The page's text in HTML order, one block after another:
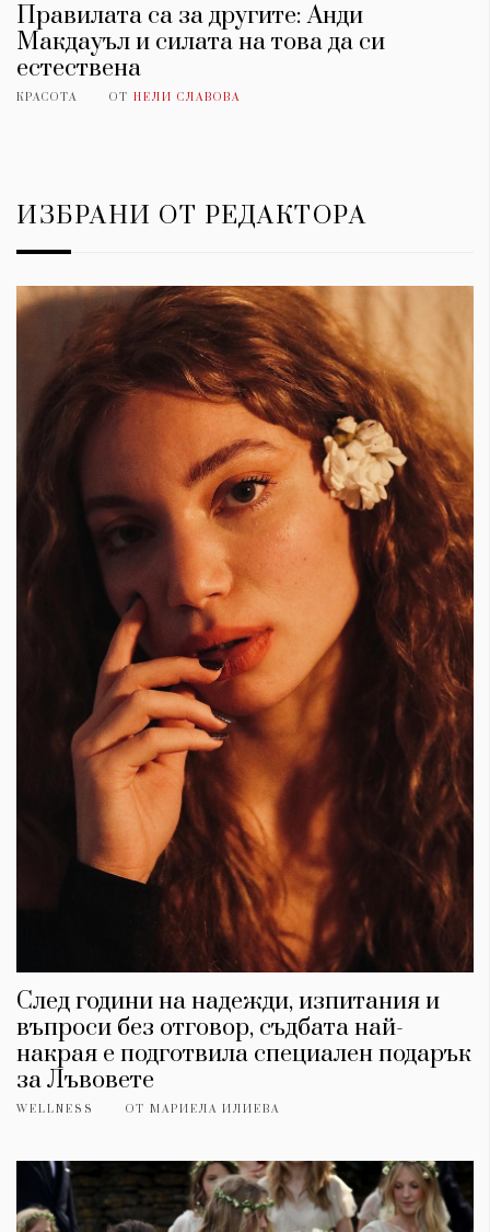
Правилата са за другите: Анди
Макдауъл и силата на това да си
естествена
КРАСОТА ОТ НЕЛИ СЛАВОВА
ИЗБРАНИ ОТ РЕДАКТОРА
След години на надежди, изпитания и
въпроси без отговор, съдбата най-
накрая е подготвила специален подарък
за Лъвовете
WELLNESS ОТ МАРИЕЛА ИЛИЕВА
КАТЕГОРИИ
Изкуство
Красота
Цветно
ЗА НАС
Условия за
ползване
За нас
Реклама
Политика за
поверителност
ModerenDom
СЛЕДВАЙТЕ НИ
Instagram Twitter
Pinterest
Soundcloud
Ако нашият сайт ви харесва, можете да се абонирате за
седмичния ни нюзлетър тук:
© 2026, HighViewArt | Всички права запазени